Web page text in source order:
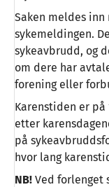
Saken meldes
sykemeldingen.
sykeavbrudd, og
om dere har
forening eller
Karenstiden er på
etter
på
hvor lang
NB! Ved forlenget